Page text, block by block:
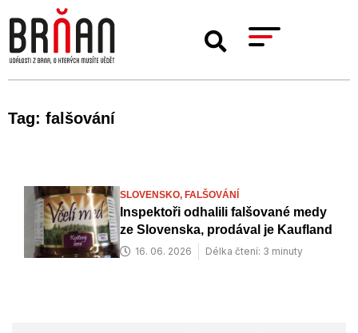
Tag: falšování
SLOVENSKO, FALŠOVÁNÍ
Inspektoři odhalili falšované medy
ze Slovenska, prodával je Kaufland
16. 06. 2026 Délka čtení: 3 minuty